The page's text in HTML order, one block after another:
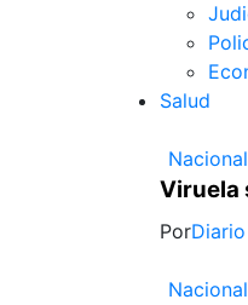
Salud
Viruela
Por